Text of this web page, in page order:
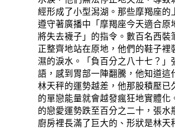
經形成了小型潟湖。那些摩羯座的
遵守著廣播中「摩羯座今天適合原
將失去襪子」的指令。數百名西裝
正整齊地站在原地，他們的鞋子裡
濕的淚水。「負百分之八十七？」
語，感到胃部一陣翻騰，他知道這
林天秤的運勢越差，他那股積壓已
的單戀能量就會越發瘋狂地實體化
的戀愛運勢跌至百分之二十，張水
廚房裡長滿了巨大的、形狀是林天